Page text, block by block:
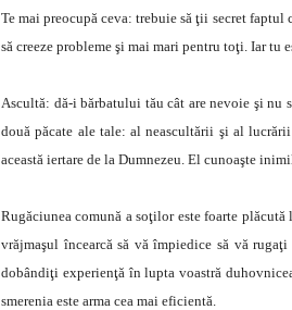
Te mai preocupă ceva: trebuie să ţii secret faptul
să creeze probleme şi mai mari pentru toţi. Iar tu
Ascultă: dă-i bărbatului tău cât are nevoie şi nu
două păcate ale tale: al neascultării şi al
această iertare de la Dumnezeu. El cunoaşte
Rugăciunea comună a soţilor este foarte
vrăjmaşul încearcă să vă împiedice să vă
dobândiţi experienţă în lupta voastră
smerenia este arma cea mai eficientă.